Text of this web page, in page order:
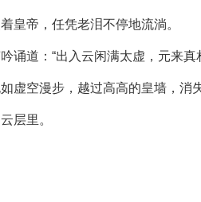
皇帝，任凭老泪不停地流淌。
诵道：“出入云闲满太虚，元来
虚空漫步，越过高高的皇墙，消
层里。